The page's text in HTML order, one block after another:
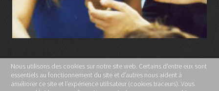
MENTIONS LÉGALES
Nous utilisons des cookies sur notre site web. Certains d’entre eux sont
essentiels au fonctionnement du site et d’autres nous aident à
améliorer ce site et l’expérience utilisateur (cookies traceurs). Vous